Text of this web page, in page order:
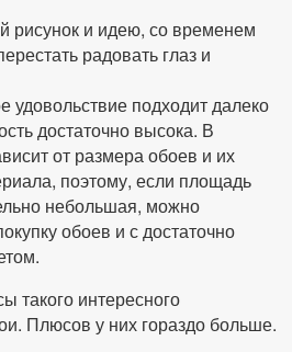
рисунок и идею, со временем
радовать глаз и
удовольствие подходит далеко
достаточно высока. В
от размера обоев и их
поэтому, если площадь
небольшая, можно
обоев и с достаточно
такого интересного
Плюсов у них гораздо больше.